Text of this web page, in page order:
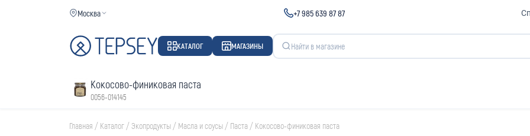
Москва +7 985 639 87 87
КАТАЛОГ МАГАЗИНЫ
Кокосово-финиковая паста
0056-014145
Главная / Каталог /Экопродукты / Масла и соусы / Паста / Кокосово-финиковая паста